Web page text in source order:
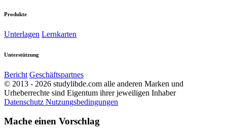
Produkte
Unterlagen Lernkarten
Unterstützung
Bericht Geschäftspartnes
© 2013 - 2026 studylibde.com alle anderen Marken und
Urheberrechte sind Eigentum ihrer jeweiligen Inhaber
Datenschutz Nutzungsbedingungen
Mache einen Vorschlag